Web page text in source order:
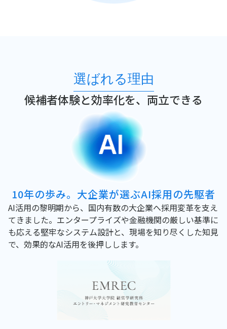
選ばれる理由
候補者体験と効率化を、両立できる
10年の歩み。 大企業が選ぶAI採用の先駆者
AI活用の黎明期から、国内有数の大企業へ採用変革を支え
てきました。エンタープライズや金融機関の厳しい基準に
も応える堅牢なシステム設計と、現場を知り尽くした知見
で、効果的なAI活用を後押しします。